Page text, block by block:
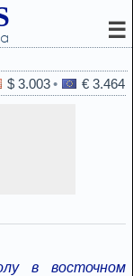
☰
$ 3.003 € 3.464
в восточном